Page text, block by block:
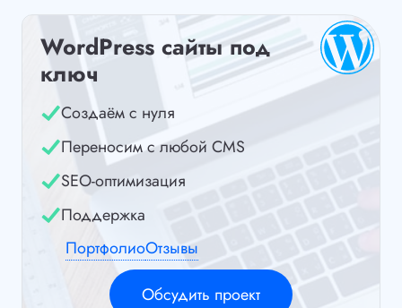
WordPress сайты под
ключ
Создаём с нуля
Переносим с любой CMS
SEO-оптимизация
Поддержка
ПортфолиоОтзывы
Обсудить проект